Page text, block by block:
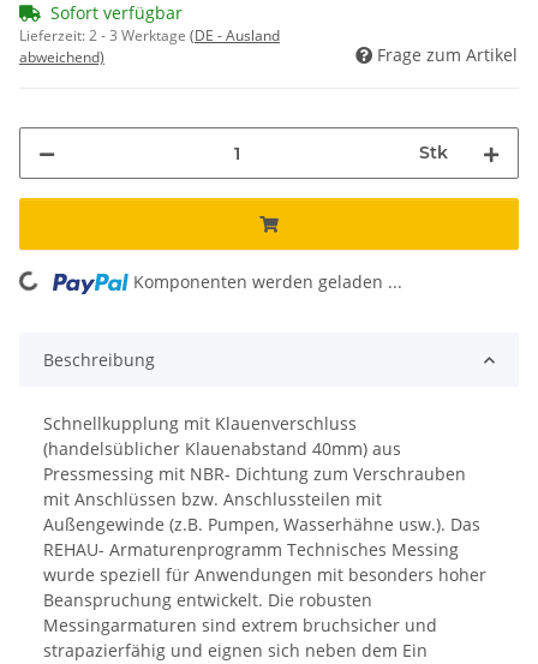
Sofort verfügbar
Lieferzeit:2 - 3 Werktage (DE - Ausland
abweichend)
Frage zum Artikel
Stk
Loading... Komponenten werden geladen ...
Beschreibung
Schnellkupplung mit Klauenverschluss
(handelsüblicher Klauenabstand 40mm) aus
Pressmessing mit NBR- Dichtung zum Verschrauben
mit Anschlüssen bzw. Anschlussteilen mit
Außengewinde (z.B. Pumpen, Wasserhähne usw.). Das
REHAU- Armaturenprogramm Technisches Messing
wurde speziell für Anwendungen mit besonders hoher
Beanspruchung entwickelt. Die robusten
Messingarmaturen sind extrem bruchsicher und
strapazierfähig und eignen sich neben dem Ein